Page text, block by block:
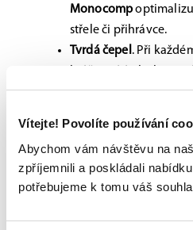
Vítejte! Povolíte používání
Abychom vám návštěvu na
zpříjemnili a poskládali
potřebujeme k tomu váš
Monocomp
střele či přihrávce.
Tvrdá čepel . Při
hokejkou můžete
Hokejka Bauer Proto R je
uznáváme, že tato hokejka